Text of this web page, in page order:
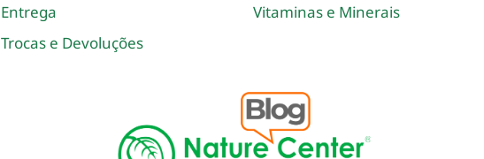
Entrega
Trocas e Devoluções
Vitaminas e Minerais